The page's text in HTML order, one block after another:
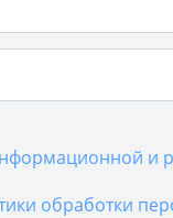
и
обработки